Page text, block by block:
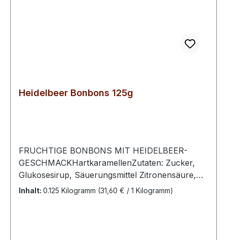
Heidelbeer Bonbons 125g
FRUCHTIGE BONBONS MIT HEIDELBEER-
GESCHMACKHartkaramellenZutaten: Zucker,
Glukosesirup, Säuerungsmittel Zitronensäure,
Aromen, Farbstoffe Beta Carotin, Anthocyane
Inhalt: 0.125 Kilogramm (31,60 € / 1 Kilogramm)